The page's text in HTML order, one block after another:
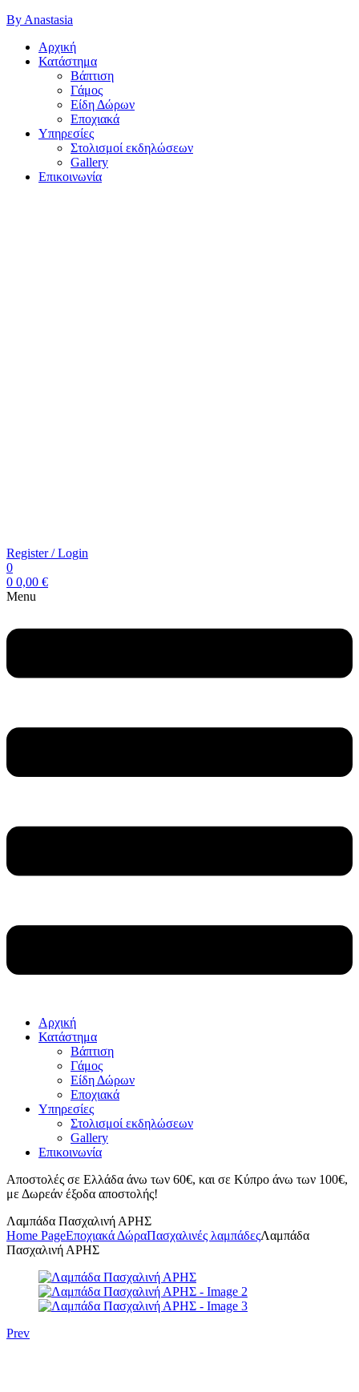
By Anastasia
Αρχική
Κατάστημα
Βάπτιση
Γάμος
Είδη Δώρων
Εποχιακά
Υπηρεσίες
Στολισμοί εκδηλώσεων
Gallery
Επικοινωνία
Register / Login
0
0 0,00 €
Menu
Αρχική
Κατάστημα
Βάπτιση
Γάμος
Είδη Δώρων
Εποχιακά
Υπηρεσίες
Στολισμοί εκδηλώσεων
Gallery
Επικοινωνία
Αποστολές σε Ελλάδα άνω των 60€, και σε Κύπρο άνω των 100€,
με Δωρεάν έξοδα αποστολής!
Λαμπάδα Πασχαλινή ΑΡΗΣ
Home PageΕποχιακά ΔώραΠασχαλινές λαμπάδεςΛαμπάδα
Πασχαλινή ΑΡΗΣ
Prev